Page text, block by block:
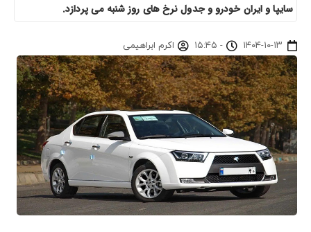
سایپا و ایران خودرو و جدول نرخ های روز شنبه می پردازد.
۱۴۰۴-۱۰-۱۳ - ۱۵:۴۵ اکرم ابراهیمی